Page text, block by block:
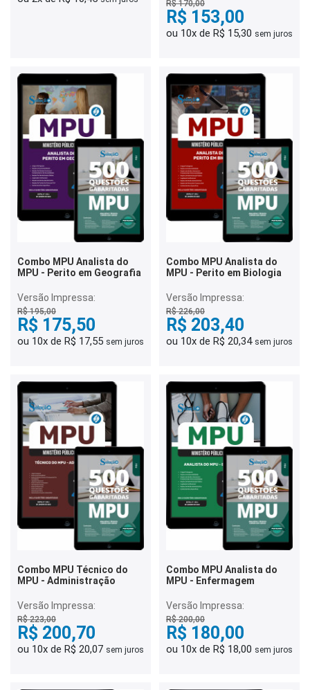
R$ 170,00
R$ 153,00
ou 10x de R$ 15,30 sem juros
Combo MPU Analista do
MPU - Perito em Geografia
Versão Impressa:
R$ 195,00
R$ 175,50
ou 10x de R$ 17,55 sem juros
Combo MPU Analista do
MPU - Perito em Biologia
Versão Impressa:
R$ 226,00
R$ 203,40
ou 10x de R$ 20,34 sem juros
Combo MPU Técnico do
MPU - Administração
Versão Impressa:
R$ 223,00
R$ 200,70
ou 10x de R$ 20,07 sem juros
Combo MPU Analista do
MPU - Enfermagem
Versão Impressa:
R$ 200,00
R$ 180,00
ou 10x de R$ 18,00 sem juros